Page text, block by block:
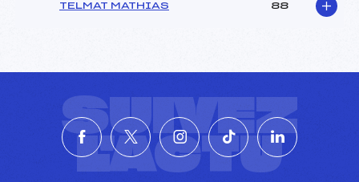
TELMAT MATHIAS 88
SUIVEZ
L'ACTU